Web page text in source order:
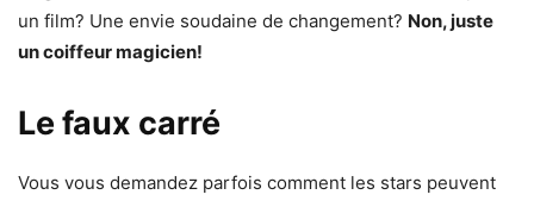
un film? Une envie soudaine de changement? Non, juste
un coiffeur magicien!
Le faux carré
Vous vous demandez parfois comment les stars peuvent